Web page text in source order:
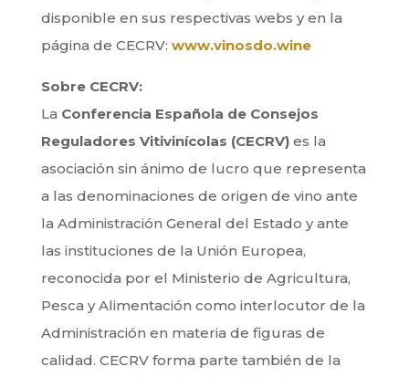
disponible en sus respectivas webs y en la
página de CECRV: www.vinosdo.wine
Sobre CECRV:
La Conferencia Española de Consejos
Reguladores Vitivinícolas (CECRV)es la
asociación sin ánimo de lucro que representa
a las denominaciones de origen de vino ante
la Administración General del Estado y ante
las instituciones de la Unión Europea,
reconocida por el Ministerio de Agricultura,
Pesca y Alimentación como interlocutor de la
Administración en materia de figuras de
calidad. CECRV forma parte también de la